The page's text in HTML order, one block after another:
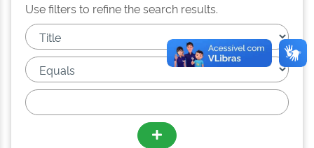
Use filters to refine the search results.